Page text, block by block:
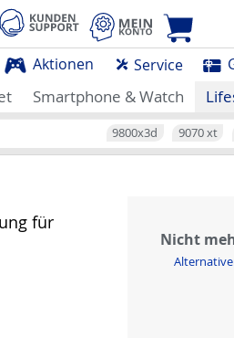
Aktionen Service
Smartphone & Watch
9800x3d 9070 xt
für
Nicht